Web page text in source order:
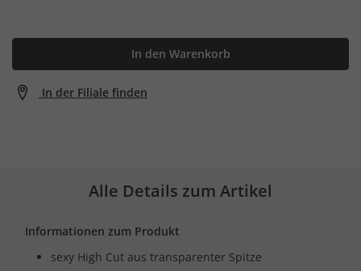
In den Warenkorb
In der Filiale finden
Alle Details zum Artikel
Informationen zum Produkt
sexy High Cut aus transparenter Spitze